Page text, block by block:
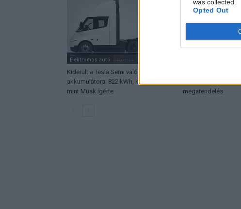
was collected.
Opted Out
Elektromos autó
Kiderült a Tesla Semi valódi
akkumulátora: 822 kWh, kevesebb,
mint Musk ígérte
megarendelés